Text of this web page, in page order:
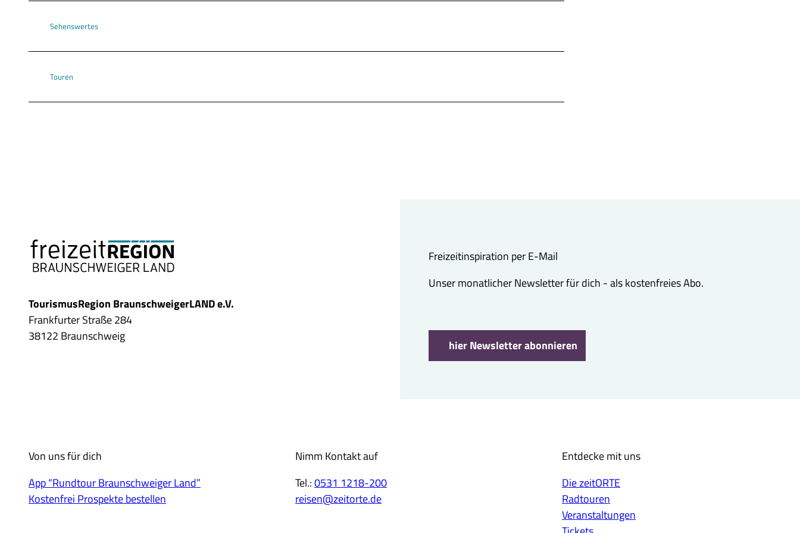
Sehenswertes
Touren
TourismusRegion BraunschweigerLAND e.V.
Frankfurter Straße 284
38122 Braunschweig
Freizeitinspiration per E-Mail
Unser monatlicher Newsletter für dich - als kostenfreies Abo.
hier Newsletter abonnieren
Von uns für dich
App “Rundtour Braunschweiger Land”
Kostenfrei Prospekte bestellen
Nimm Kontakt auf
Tel.:0531 1218-200
reisen@zeitorte.de
Entdecke mit uns
Die zeitORTE
Radtouren
Veranstaltungen